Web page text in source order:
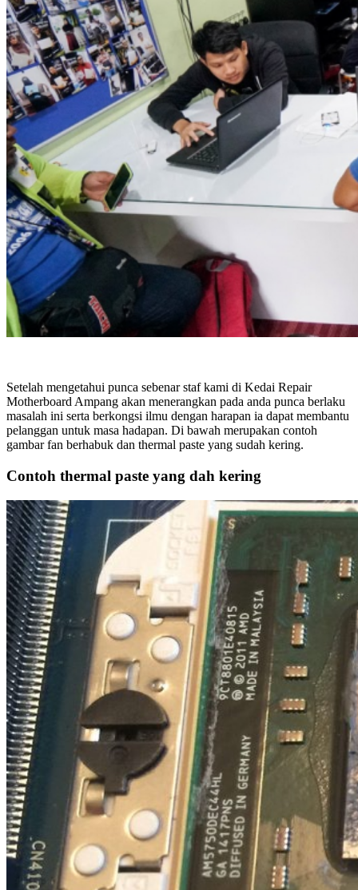
Setelah mengetahui punca sebenar staf kami di Kedai Repair
Motherboard Ampang akan menerangkan pada anda punca berlaku
masalah ini serta berkongsi ilmu dengan harapan ia dapat membantu
pelanggan untuk masa hadapan. Di bawah merupakan contoh
gambar fan berhabuk dan thermal paste yang sudah kering.
Contoh thermal paste yang dah kering